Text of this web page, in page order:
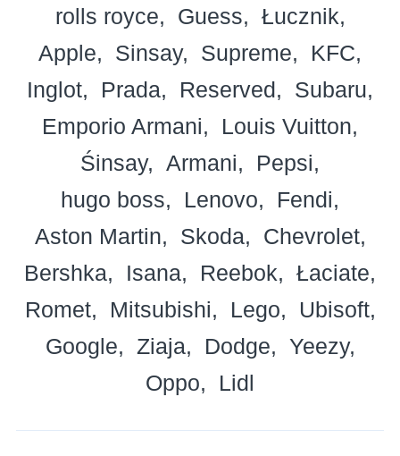
rolls royce
Guess
Łucznik
Apple
Sinsay Supreme
KFC
Inglot
Prada Reserved
Subaru
Emporio Armani
Louis Vuitton
Śinsay
Armani
Pepsi
hugo boss
Lenovo
Fendi
Aston Martin
Skoda
Chevrolet
Bershka
Isana Reebok
Łaciate
Romet
Mitsubishi Lego
Ubisoft
Google
Ziaja Dodge
Yeezy
Oppo
Lidl